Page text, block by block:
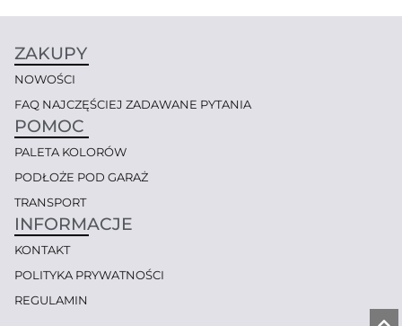
ZAKUPY
NOWOŚCI
FAQ NAJCZĘŚCIEJ ZADAWANE PYTANIA
POMOC
PALETA KOLORÓW
PODŁOŻE POD GARAŻ
TRANSPORT
INFORMACJE
KONTAKT
POLITYKA PRYWATNOŚCI
REGULAMIN